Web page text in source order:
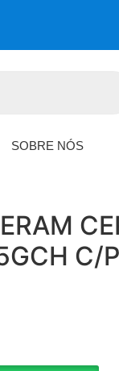
SOBRE NÓS
C/